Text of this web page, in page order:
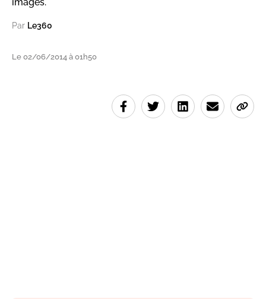
Par Le360
Le 02/06/2014 à 01h50